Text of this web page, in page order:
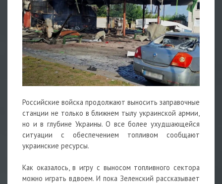
Российские войска продолжают выносить заправочные
станции не только в ближнем тылу украинской армии,
но и в глубине Украины. О все более ухудшающейся
ситуации с обеспечением топливом сообщают
украинские ресурсы.
Как оказалось, в игру с выносом топливного сектора
можно играть вдвоем. И пока Зеленский рассказывает